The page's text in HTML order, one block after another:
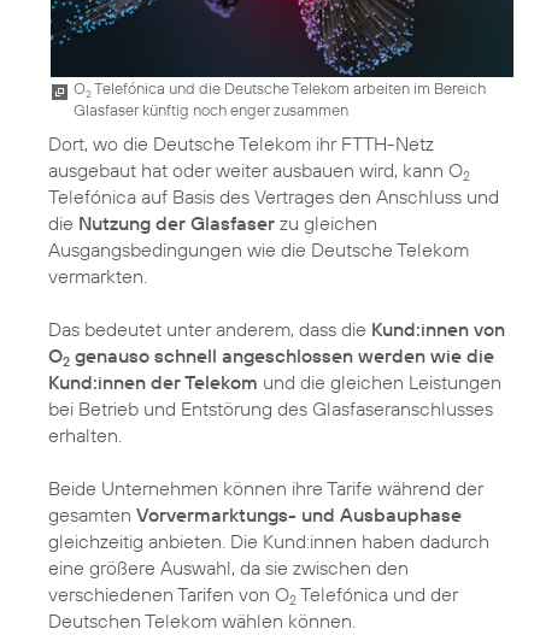
O2Telefónica und die Deutsche Telekom arbeiten im Bereich
Glasfaser künftig noch enger zusammen
Dort, wo die Deutsche Telekom ihr FTTH-Netz
ausgebaut hat oder weiter ausbauen wird, kann O2
Telefónica auf Basis des Vertrages den Anschluss und
die Nutzung der Glasfaser zu gleichen
Ausgangsbedingungen wie die Deutsche Telekom
vermarkten.
Das bedeutet unter anderem, dass die Kund:innen von
O2 genauso schnell angeschlossen werden wie die
Kund:innen der Telekom und die gleichen Leistungen
bei Betrieb und Entstörung des Glasfaseranschlusses
erhalten.
Beide Unternehmen können ihre Tarife während der
gesamten Vorvermarktungs- und Ausbauphase
gleichzeitig anbieten. Die Kund:innen haben dadurch
eine größere Auswahl, da sie zwischen den
verschiedenen Tarifen von O2 Telefónica und der
Deutschen Telekom wählen können.